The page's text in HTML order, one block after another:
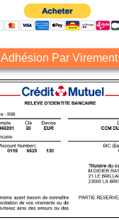
Adhésion Par Virement